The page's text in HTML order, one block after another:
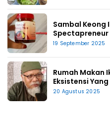
Sambal Keong
Spectapreneur
19 September 2025
Rumah Makan
Eksistensi
20 Agustus 2025